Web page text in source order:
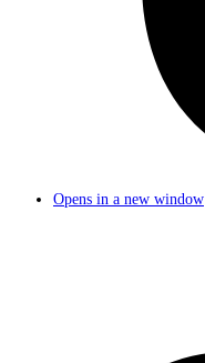
Opens in a new window